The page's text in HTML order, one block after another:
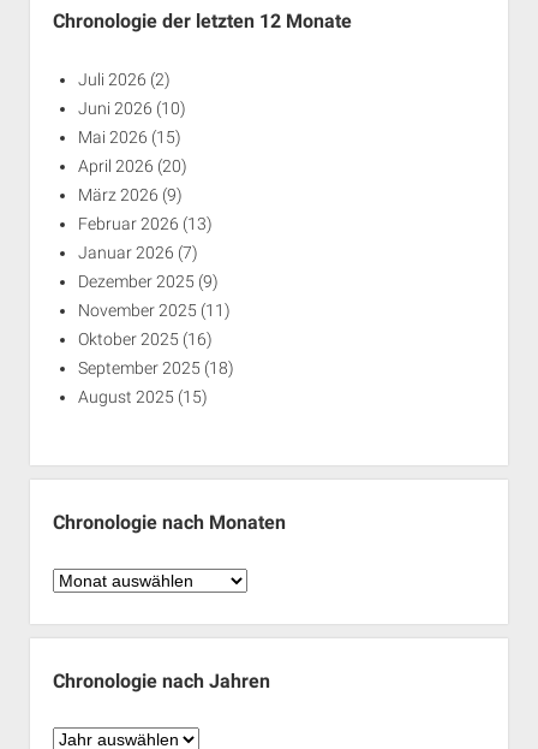
Chronologie der letzten 12 Monate
Juli 2026 (2)
Juni 2026 (10)
Mai 2026 (15)
April 2026 (20)
März 2026 (9)
Februar 2026 (13)
Januar 2026 (7)
Dezember 2025 (9)
November 2025 (11)
Oktober 2025 (16)
September 2025 (18)
August 2025 (15)
Chronologie nach Monaten
Chronologie
Monaten
Chronologie nach Jahren
Chronologie